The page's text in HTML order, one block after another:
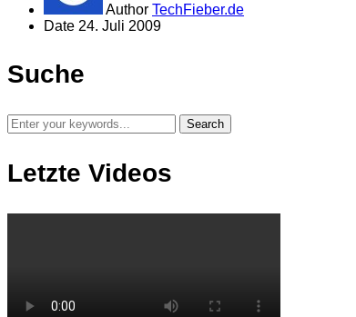
Author TechFieber.de
Date 24. Juli 2009
Suche
Letzte Videos